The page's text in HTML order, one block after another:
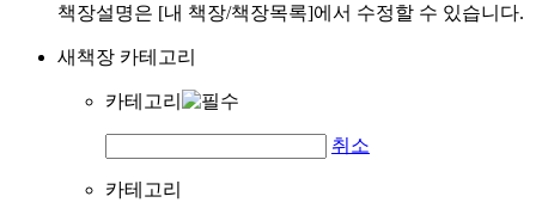
책장설명은 [내 책장/책장목록]에서 수정할 수 있습니다.
새책장 카테고리
카테고리
취소
카테고리